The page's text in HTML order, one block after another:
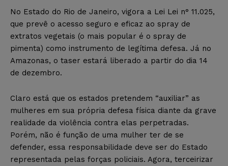
No Estado do Rio de Janeiro, vigora a Lei Lei n° 11.025,
que prevê o acesso seguro e eficaz ao spray de
extratos vegetais (o mais popular é o spray de
pimenta) como instrumento de legítima defesa. Já no
Amazonas, o taser estará liberado a partir do dia 14
de dezembro.
Claro está que os estados pretendem “auxiliar” as
mulheres em sua própria defesa física diante da grave
realidade da violência contra elas perpetradas.
Porém, não é função de uma mulher ter de se
defender, essa responsabilidade deve ser do Estado
representada pelas forças policiais. Agora, terceirizar